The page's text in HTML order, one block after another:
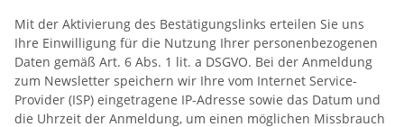
Mit der Aktivierung des Bestätigungslinks erteilen Sie uns
Ihre Einwilligung für die Nutzung Ihrer personenbezogenen
Daten gemäß Art. 6 Abs. 1 lit. a DSGVO. Bei der Anmeldung
zum Newsletter speichern wir Ihre vom Internet Service-
Provider (ISP) eingetragene IP-Adresse sowie das Datum und
die Uhrzeit der Anmeldung, um einen möglichen Missbrauch